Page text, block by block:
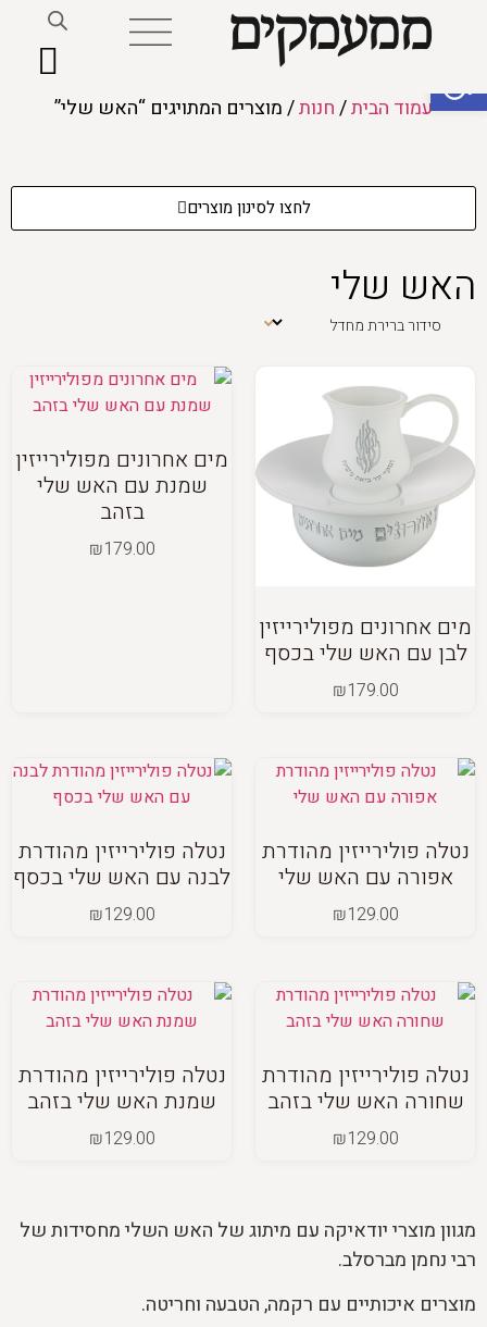
פתח סרגל נגישות
עמוד הבית/חנות/ מוצרים המתויגים “האש שלי”
לחצו לסינון מוצרים
האש שלי
מים אחרונים מפולירייזין
לבן עם האש שלי בכסף
₪179.00
מים אחרונים מפולירייזין
שמנת עם האש שלי
בזהב
₪179.00
נטלה פולירייזין מהודרת
אפורה עם האש שלי
₪129.00
נטלה פולירייזין מהודרת
לבנה עם האש שלי בכסף
₪129.00
נטלה פולירייזין מהודרת
שחורה האש שלי בזהב
₪129.00
נטלה פולירייזין מהודרת
שמנת האש שלי בזהב
₪129.00
מגוון מוצרי יודאיקה עם מיתוג של האש השלי מחסידות של
רבי נחמן מברסלב.
מוצרים איכותיים עם רקמה, הטבעה וחריטה.